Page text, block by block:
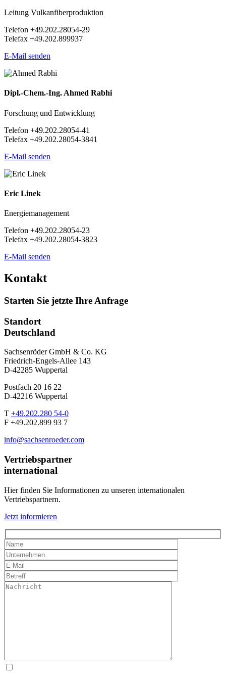
Leitung Vulkanfiberproduktion
Telefon +49.202.28054-29
Telefax +49.202.899937
E-Mail senden
Dipl.-Chem.-Ing. Ahmed Rabhi
Forschung und Entwicklung
Telefon +49.202.28054-41
Telefax +49.202.28054-3841
E-Mail senden
Eric Linek
Energiemanagement
Telefon +49.202.28054-23
Telefax +49.202.28054-3823
E-Mail senden
Kontakt
Starten Sie jetzte Ihre Anfrage
Standort
Deutschland
Sachsenröder GmbH & Co. KG
Friedrich-Engels-Allee 143
D-42285 Wuppertal
Postfach 20 16 22
D-42216 Wuppertal
T +49.202.280 54-0
F +49.202.899 93 7
info@sachsenroeder.com
Vertriebspartner
international
Hier finden Sie Informationen zu unseren internationalen
Vertriebspartnern.
Jetzt informieren